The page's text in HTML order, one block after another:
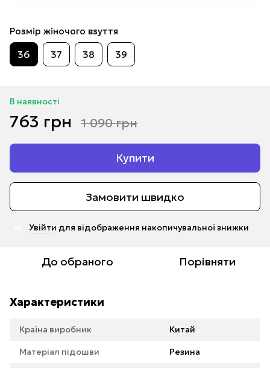
Розмір жіночого взуття
36 37 38 39
В наявності
763 грн 1 090 грн
Купити
Замовити швидко
Увійти для відображення накопичувальної знижки
До обраного Порівняти
Характеристики
Країна виробник Китай
Матеріал підошви Резина